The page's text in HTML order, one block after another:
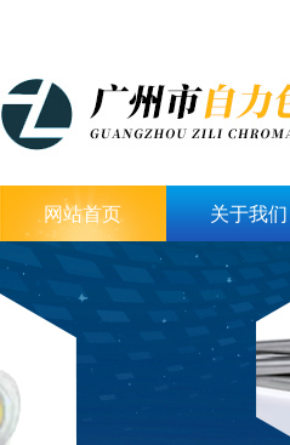
网站首页 关于我们